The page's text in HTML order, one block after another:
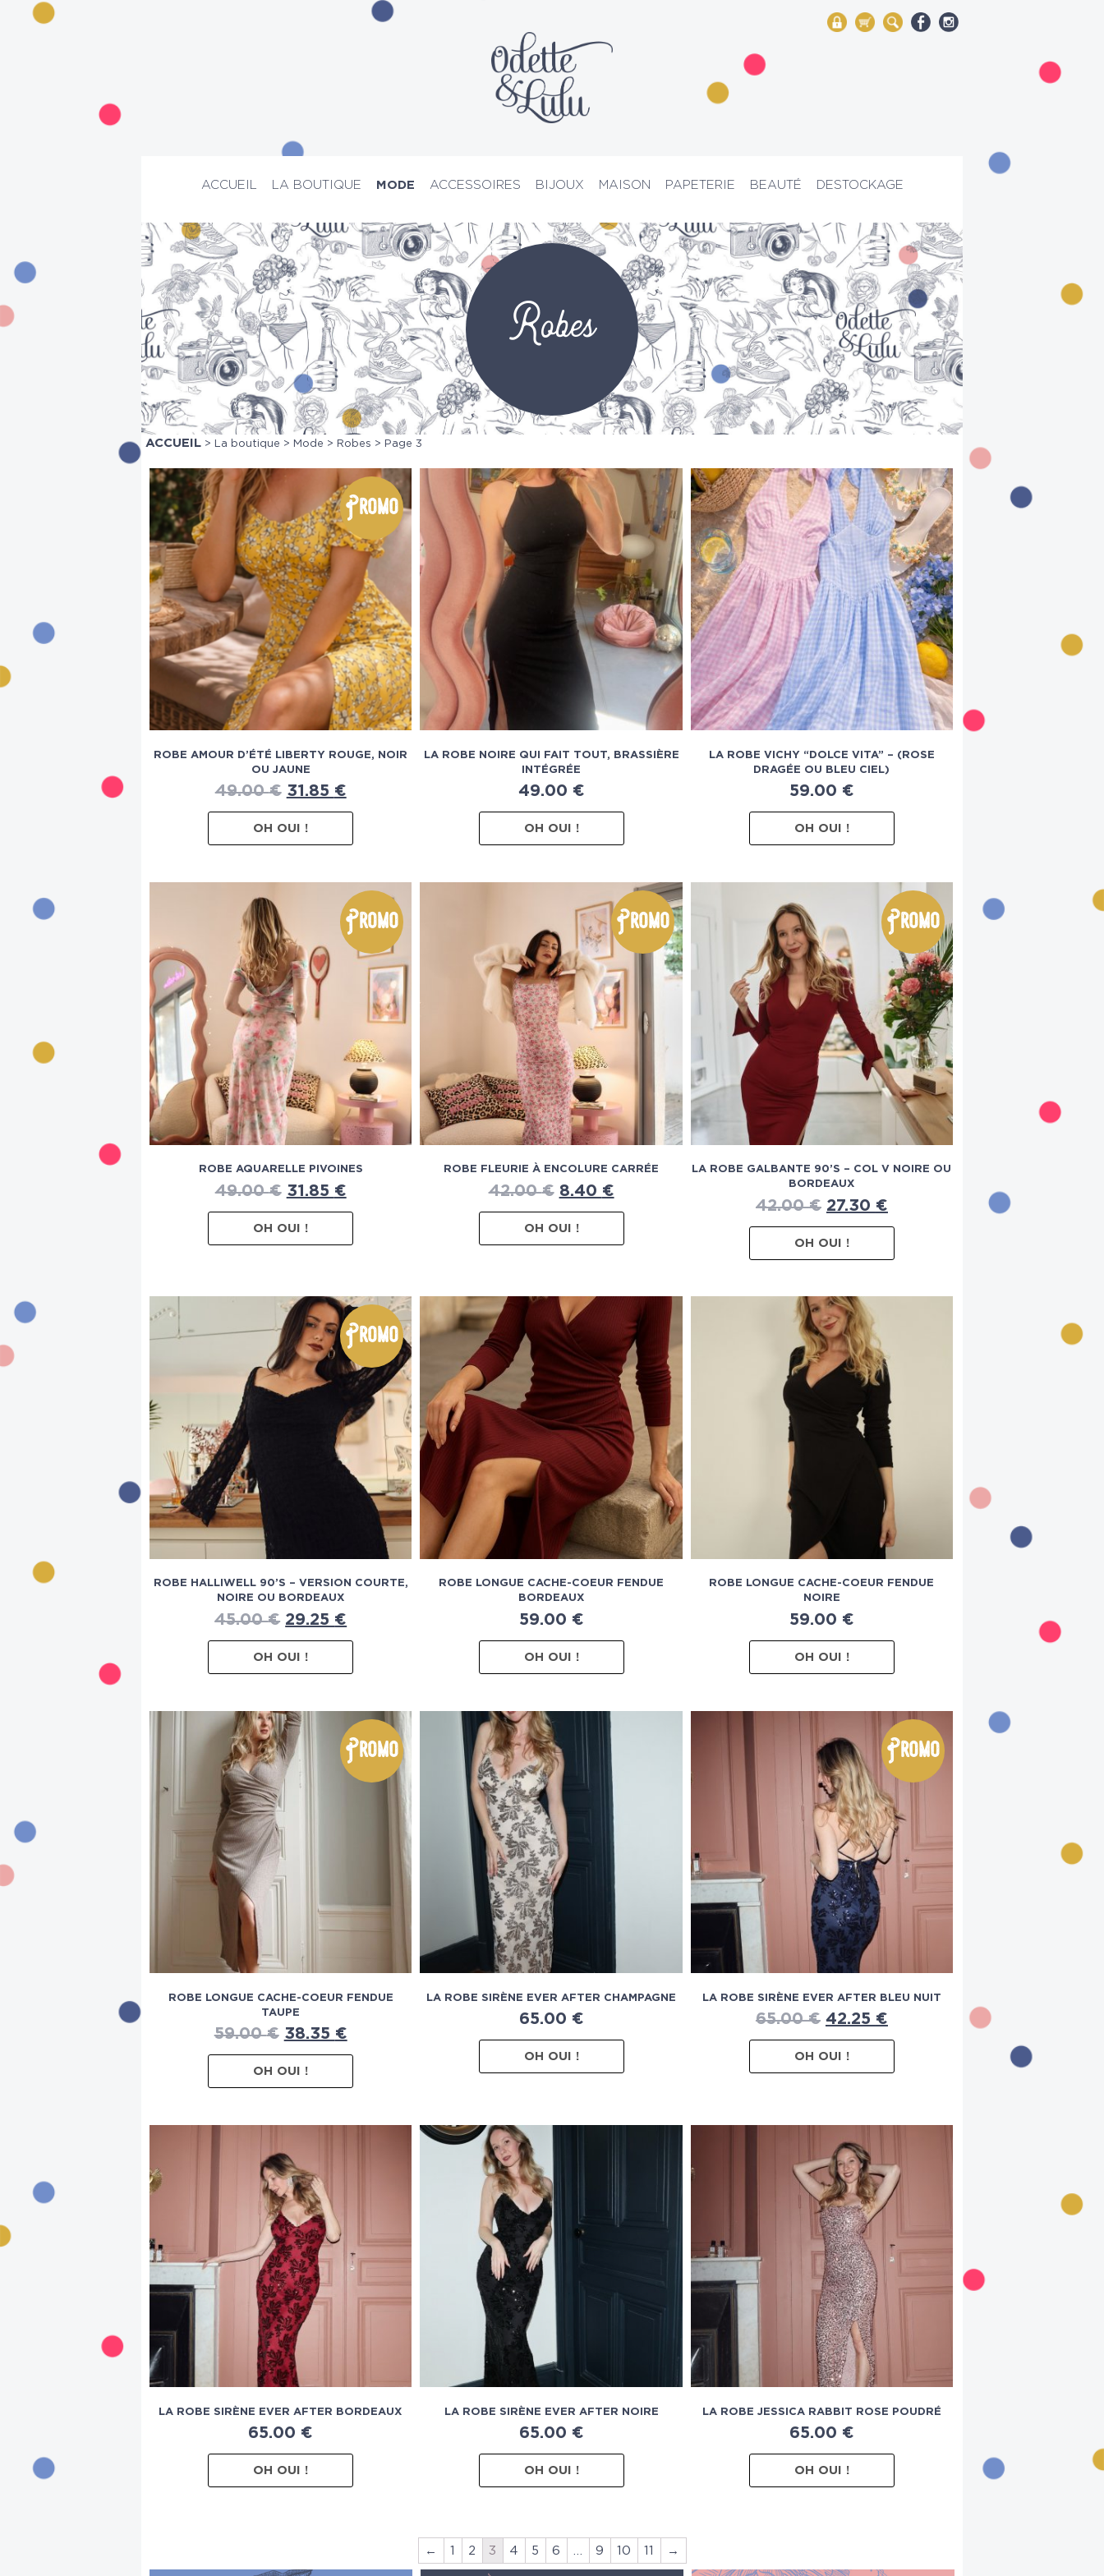
My Account
Mon panier
Rechercher
ACCUEIL LA BOUTIQUE MODE ACCESSOIRES BIJOUX MAISON PAPETERIE BEAUTÉ DESTOCKAGE
PRIX D’ATELIER
Robes
ACCUEIL > La boutique > Mode > Robes > Page 3
Promo
ROBE AMOUR D’ÉTÉ LIBERTY ROUGE, NOIR
OU JAUNE
49.00€ 31.85 €
OH OUI !
LA ROBE NOIRE QUI FAIT TOUT, BRASSIÈRE
INTÉGRÉE
49.00 €
OH OUI !
LA ROBE VICHY “DOLCE VITA” – (ROSE
DRAGÉE OU BLEU CIEL)
59.00 €
OH OUI !
Promo
ROBE AQUARELLE PIVOINES
49.00€ 31.85 €
OH OUI !
Promo
ROBE FLEURIE À ENCOLURE CARRÉE
42.00€ 8.40 €
OH OUI !
Promo
LA ROBE GALBANTE 90’S – COL V NOIRE OU
BORDEAUX
42.00€ 27.30 €
OH OUI !
Promo
ROBE HALLIWELL 90’S – VERSION COURTE,
NOIRE OU BORDEAUX
45.00€ 29.25 €
OH OUI !
ROBE LONGUE CACHE-COEUR FENDUE
BORDEAUX
59.00 €
OH OUI !
ROBE LONGUE CACHE-COEUR FENDUE
NOIRE
59.00 €
OH OUI !
Promo
ROBE LONGUE CACHE-COEUR FENDUE
TAUPE
59.00€ 38.35 €
OH OUI !
LA ROBE SIRÈNE EVER AFTER CHAMPAGNE
65.00 €
OH OUI !
Promo
LA ROBE SIRÈNE EVER AFTER BLEU NUIT
65.00€ 42.25 €
OH OUI !
LA ROBE SIRÈNE EVER AFTER BORDEAUX
65.00 €
OH OUI !
LA ROBE SIRÈNE EVER AFTER NOIRE
65.00 €
OH OUI !
LA ROBE JESSICA RABBIT ROSE POUDRÉ
65.00 €
OH OUI !
← 1 2 3 4 5 6 9 10 11 →